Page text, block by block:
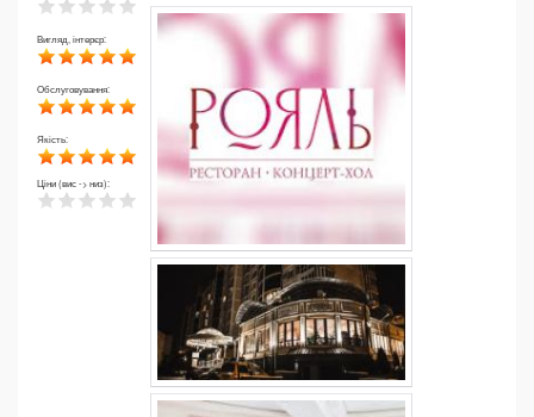
Вигляд, інтерєр:
Обслуговування:
Якість:
Ціни (вис -> низ):